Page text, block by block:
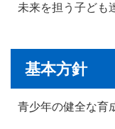
未来を担う子ども
基本方針
青少年の健全な育